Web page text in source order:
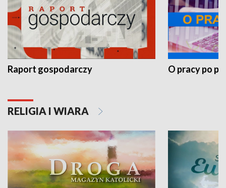
Raport gospodarczy O pracy po
RELIGIA I WIARA